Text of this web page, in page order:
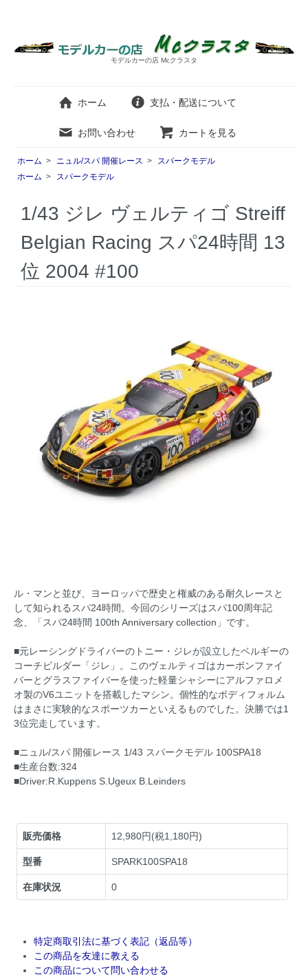
モデルカーの店 Mcクラスタ
ホーム 支払・配送について
お問い合わせ カートを見る
ホーム > ニュル/スパ 開催レース >
スパークモデル
ホーム > スパークモデル
1/43 ジレ ヴェルティゴ Streiff
Belgian Racing スパ24時間 13
位 2004 #100
ル・マンと並び、ヨーロッパで歴史と権威のある耐久レースと
して知られるスパ24時間。今回のシリーズはスパ100周年記
念、「スパ24時間 100th Anniversary collection」です。
■元レーシングドライバーのトニー・ジレが設立したベルギーの
コーチビルダー「ジレ」。このヴェルティゴはカーボンファイ
バーとグラスファイバーを使った軽量シャシーにアルファロメ
オ製のV6ユニットを搭載したマシン。個性的なボディフォルム
はまさに実験的なスポーツカーといえるものでした。決勝では1
3位完走しています。
■ニュル/スパ 開催レース 1/43 スパークモデル 100SPA18
■生産台数:324
■Driver:R.Kuppens S.Ugeux B.Leinders
販売価格 12,980円(税1,180円)
型番 SPARK100SPA18
在庫状況 0
特定商取引法に基づく表記（返品等）
この商品を友達に教える
この商品について問い合わせる